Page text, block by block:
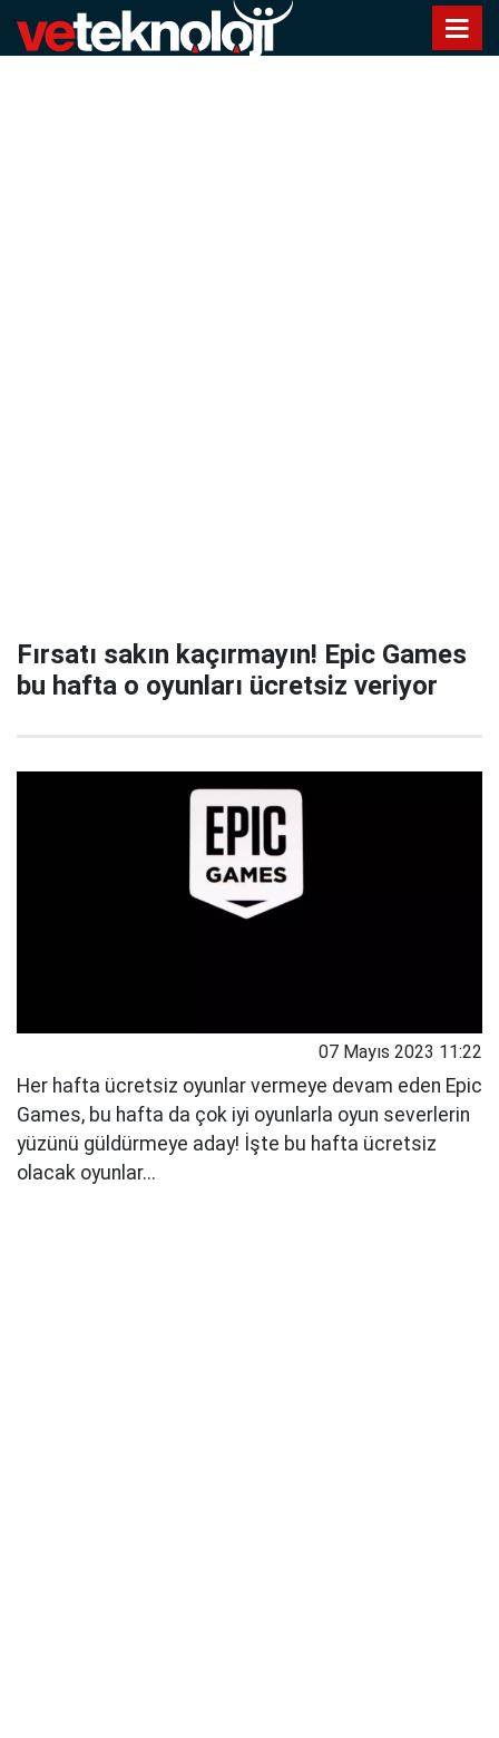
Fırsatı sakın kaçırmayın! Epic Games
bu hafta o oyunları ücretsiz veriyor
07 Mayıs 2023 11:22
Her hafta ücretsiz oyunlar vermeye devam eden Epic
Games, bu hafta da çok iyi oyunlarla oyun severlerin
yüzünü güldürmeye aday! İşte bu hafta ücretsiz
olacak oyunlar...